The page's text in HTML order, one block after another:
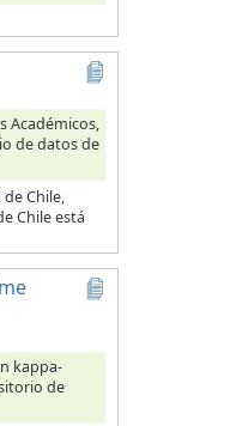
Académicos,
de datos de
Chile,
Chile está
kappa-
de